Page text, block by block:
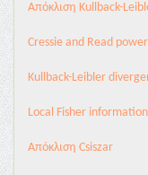
Aπόκλιση Kullback-
Cressie and Read
Kullback-Leibler
Local Fisher
Απόκλιση Csiszar